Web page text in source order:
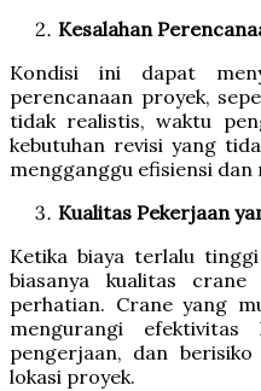
Kesalahan
Kondisi ini dapat
perencanaan proyek,
tidak realistis, waktu
kebutuhan revisi yang
mengganggu efisiensi dan
Kualitas Pekerjaan
Ketika biaya terlalu
biasanya kualitas
perhatian. Crane yang
mengurangi efektivitas
pengerjaan, dan berisiko
lokasi proyek.